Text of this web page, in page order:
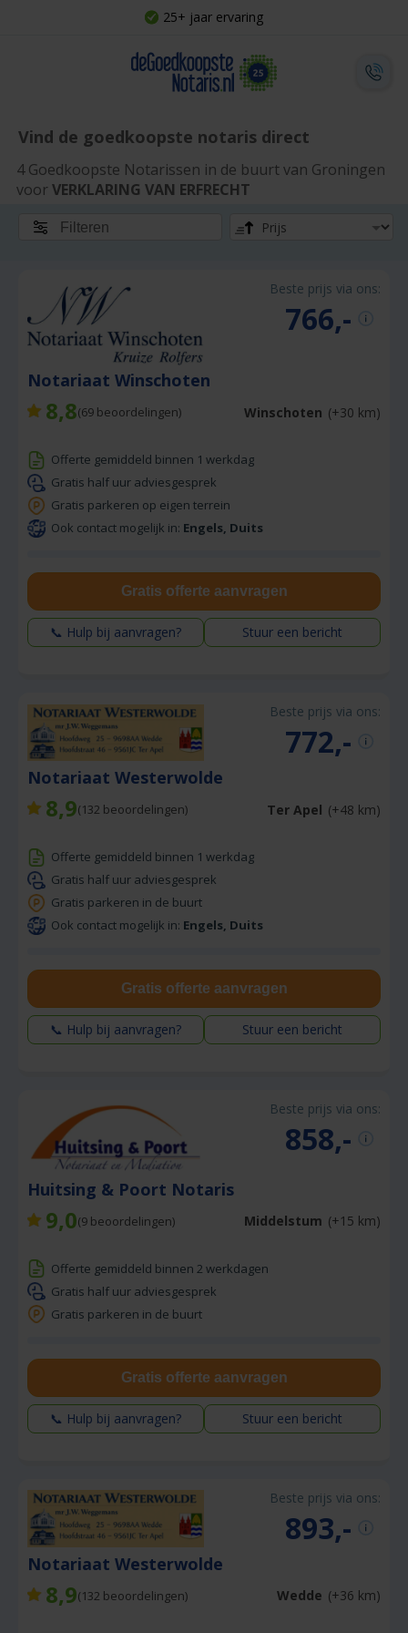
25+ jaar ervaring
Vind de goedkoopste notaris direct
4 Goedkoopste Notarissen in de buurt van Groningen
voorVERKLARING VAN ERFRECHT
Filteren
Beste prijs via ons:
766,-
Notariaat Winschoten
8,8(69 beoordelingen) Winschoten (+30 km)
Offerte gemiddeld binnen 1 werkdag
Gratis half uur adviesgesprek
Gratis parkeren op eigen terrein
Ook contact mogelijk in: Engels, Duits
Gratis offerte aanvragen
📞 Hulp bij aanvragen? Stuur een bericht
Beste prijs via ons:
772,-
Notariaat Westerwolde
8,9(132 beoordelingen) Ter Apel (+48 km)
Offerte gemiddeld binnen 1 werkdag
Gratis half uur adviesgesprek
Gratis parkeren in de buurt
Ook contact mogelijk in: Engels, Duits
Gratis offerte aanvragen
📞 Hulp bij aanvragen? Stuur een bericht
Beste prijs via ons:
858,-
Huitsing & Poort Notaris
9,0(9 beoordelingen) Middelstum (+15 km)
Offerte gemiddeld binnen 2 werkdagen
Gratis half uur adviesgesprek
Gratis parkeren in de buurt
Gratis offerte aanvragen
📞 Hulp bij aanvragen? Stuur een bericht
Beste prijs via ons:
893,-
Notariaat Westerwolde
8,9(132 beoordelingen) Wedde (+36 km)